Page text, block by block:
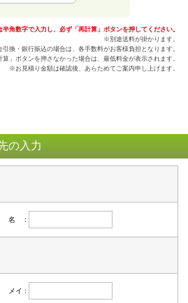
角数字で入力し、必ず「再計算」ボタンを押してください。
※別途送料が掛かります。
換・銀行振込の場合は、各手数料がお客様負担となります。
」ボタンを押さなかった場合は、最低料金が表示されます。
※お見積り金額は確認後、あらためてご案内申し上げます。
の入力
名 :
メイ :